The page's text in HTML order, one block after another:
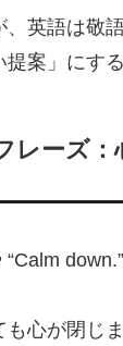
英語は敬
案」にす
レーズ
“Calm
心が閉じ